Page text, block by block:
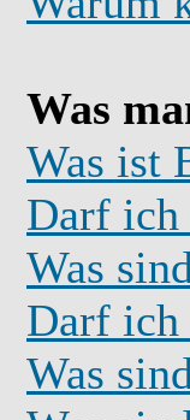
Was
Was ist
Darf ich
Was
Darf ich
Was